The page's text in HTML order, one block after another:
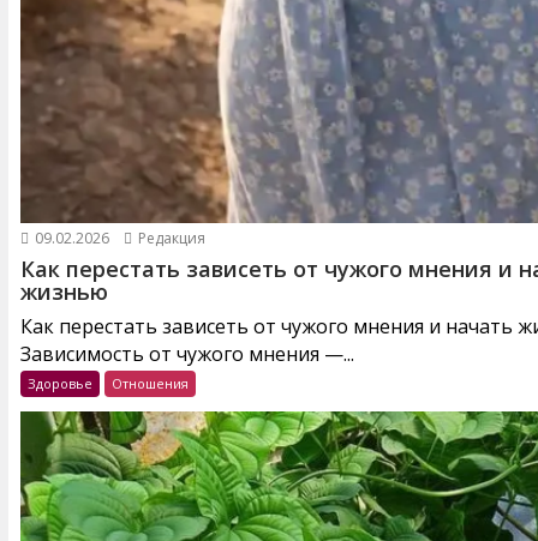
09.02.2026 Редакция
Как перестать зависеть от чужого мнения и
жизнью
Как перестать зависеть от чужого мнения и начать
Зависимость от чужого мнения —...
Здоровье Отношения